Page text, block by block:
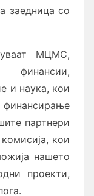
заедница со
МЦМС,
и наука, кои
партнери
кои
нашето
проекти,